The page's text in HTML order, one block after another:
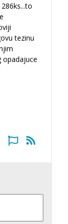
tezinu
opadajuce